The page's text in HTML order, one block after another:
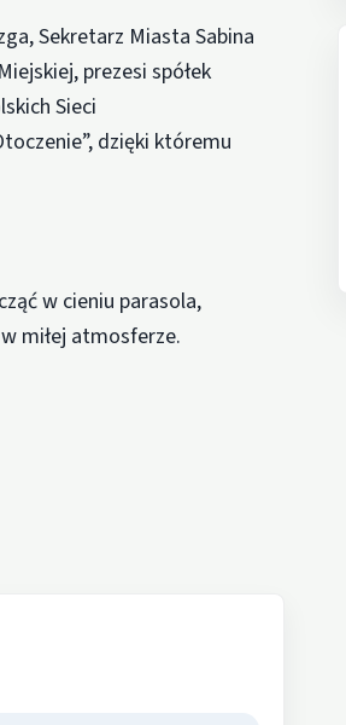
Sekretarz Miasta Sabina
prezesi spółek
Sieci
dzięki któremu
w cieniu parasola,
miłej atmosferze.